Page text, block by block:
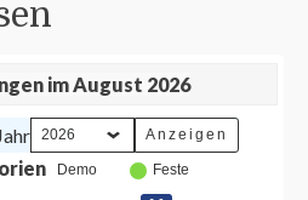
im August 2026
Demo Feste